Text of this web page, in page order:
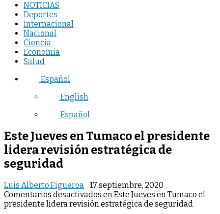
NOTICIAS
Deportes
Internacional
Nacional
Ciencia
Economia
Salud
Español
English
Español
Este Jueves en Tumaco el presidente
lidera revisión estratégica de
seguridad
Luis Alberto Figueroa
17 septiembre, 2020
Comentarios desactivados en Este Jueves en Tumaco el
presidente lidera revisión estratégica de seguridad